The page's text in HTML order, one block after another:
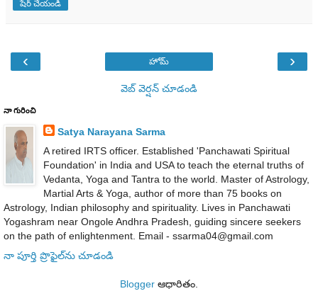
షేర్ చేయండి
‹ ›
హోమ్
వెబ్ వెర్షన్‌ చూడండి
నా గురించి
Satya Narayana Sarma
A retired IRTS officer. Established 'Panchawati Spiritual
Foundation' in India and USA to teach the eternal truths of
Vedanta, Yoga and Tantra to the world. Master of Astrology,
Martial Arts & Yoga, author of more than 75 books on
Astrology, Indian philosophy and spirituality. Lives in Panchawati
Yogashram near Ongole Andhra Pradesh, guiding sincere seekers
on the path of enlightenment. Email - ssarma04@gmail.com
నా పూర్తి ప్రొఫైల్‌ను చూడండి
Blogger ఆధారితం.